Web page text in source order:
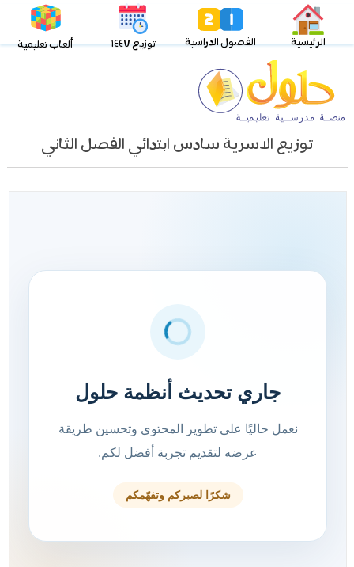
الرئيسية الفصول الدراسية توزيع ١٤٤٧ ألعاب تعليمية
توزيع الاسرية سادس ابتدائي الفصل الثاني